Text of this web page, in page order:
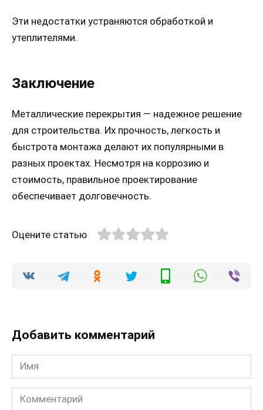
Эти недостатки устраняются обработкой и
утеплителями.
Заключение
Металлические перекрытия — надежное решение
для строительства. Их прочность, легкость и
быстрота монтажа делают их популярными в
разных проектах. Несмотря на коррозию и
стоимость, правильное проектирование
обеспечивает долговечность.
Оцените статью
Добавить комментарий
Имя
Комментарий